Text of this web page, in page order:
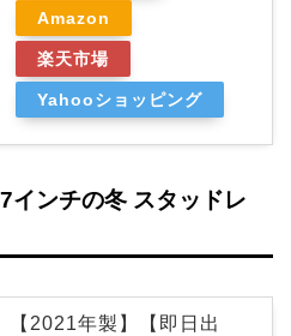
Amazon
楽天市場
Yahooショッピング
インチの冬 スタッドレ
【2021年製】【即日出